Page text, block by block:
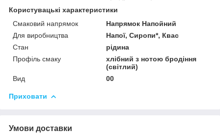
Користувацькі характеристики
Смаковий напрямок
Напрямок Напойний
Для виробництва
Напої, Сиропи*, Квас
Стан
рідина
Профіль смаку
хлібний з нотою бродіння
(світлий)
Вид
00
Приховати
Умови доставки